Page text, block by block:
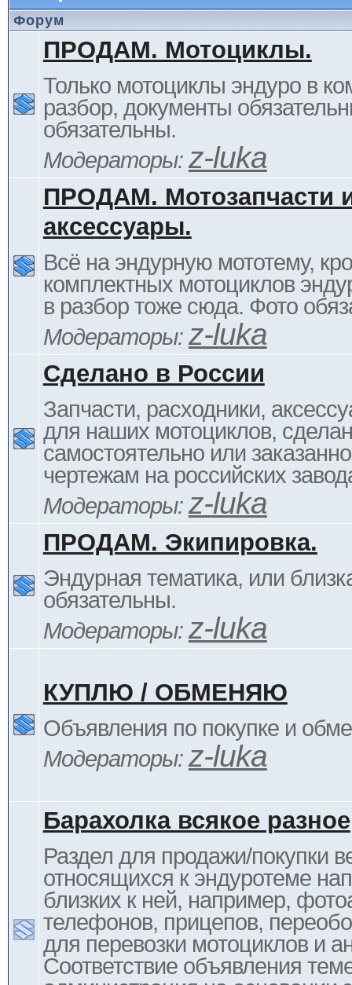
Форум
ПРОДАМ. Мотоциклы.
Только мотоциклы эндуро в
разбор, документы
обязательны.
Модераторы: z-luka
ПРОДАМ. Мотозапчасти
аксессуары.
Всё на эндурную мототему,
комплектных мотоциклов
в разбор тоже сюда. Фото
Модераторы: z-luka
Сделано в России
Запчасти, расходники,
для наших мотоциклов,
самостоятельно или
чертежам на российских
Модераторы: z-luka
ПРОДАМ. Экипировка.
Эндурная тематика, или
обязательны.
Модераторы: z-luka
КУПЛЮ / ОБМЕНЯЮ
Объявления по покупке и
Модераторы: z-luka
Барахолка всякое разное
Раздел для продажи/покупки
относящихся к эндуротеме
близких к ней, например,
телефонов, прицепов,
для перевозки мотоциклов и
Соответствие объявления